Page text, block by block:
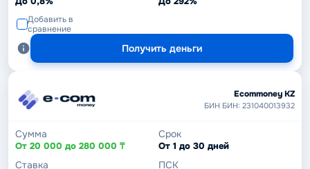
Добавить в
сравнение
Получить деньги
Ecommoney KZ
БИН БИН: 231040013932
Сумма
От 20 000 до 280 000 ₸
Срок
От 1 до 30 дней
Ставка ПСК